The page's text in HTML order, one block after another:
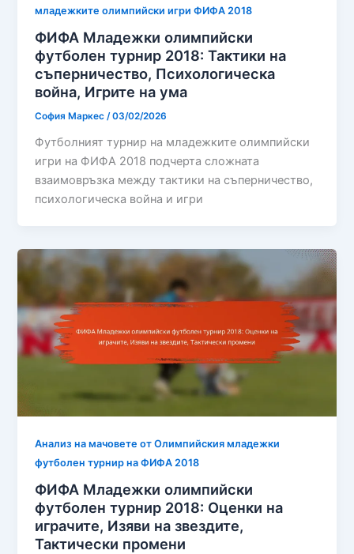
младежките олимпийски игри ФИФА 2018
ФИФА Младежки олимпийски
футболен турнир 2018: Тактики на
съперничество, Психологическа
война, Игрите на ума
София Маркес/03/02/2026
Футболният турнир на младежките олимпийски
игри на ФИФА 2018 подчерта сложната
взаимовръзка между тактики на съперничество,
психологическа война и игри
Анализ на мачовете от Олимпийския младежки
футболен турнир на ФИФА 2018
ФИФА Младежки олимпийски
футболен турнир 2018: Оценки на
играчите, Изяви на звездите,
Тактически промени